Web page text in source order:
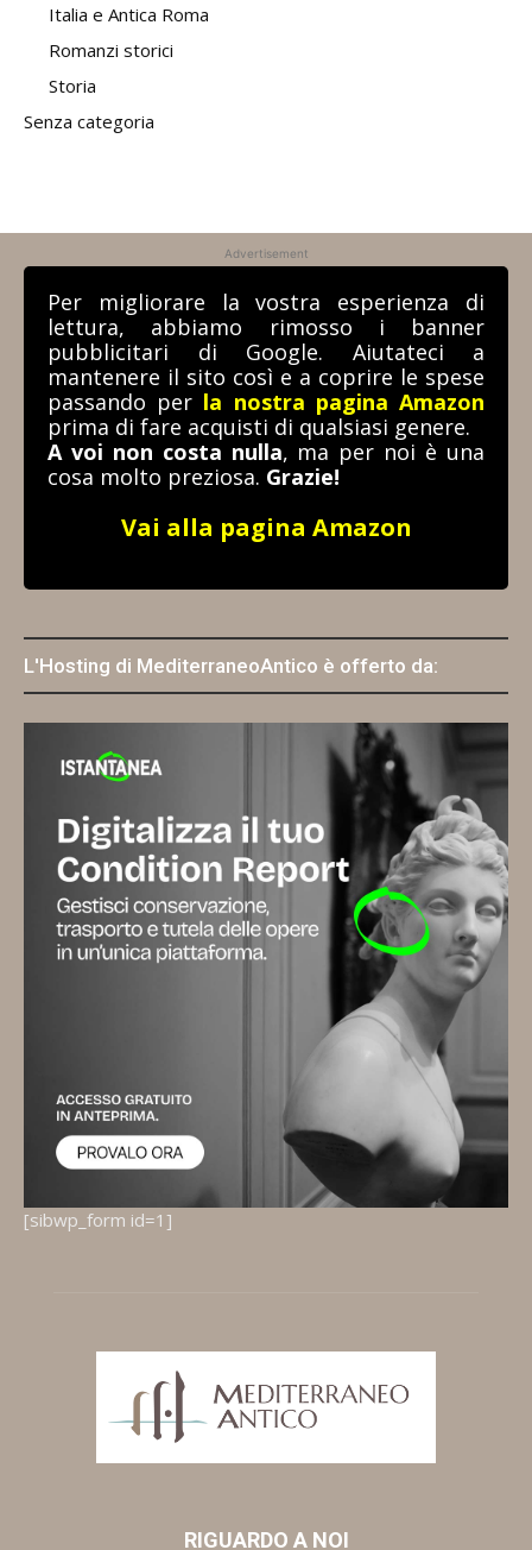
Italia e Antica Roma
Romanzi storici
Storia
Senza categoria
Advertisement
Per migliorare la vostra esperienza di
lettura, abbiamo rimosso i banner
pubblicitari di Google. Aiutateci a
mantenere il sito così e a coprire le spese
passando per la nostra pagina Amazon
prima di fare acquisti di qualsiasi genere.
A voi non costa nulla, ma per noi è una
cosa molto preziosa. Grazie!
Vai alla pagina Amazon
L'Hosting di MediterraneoAntico è offerto da:
[sibwp_form id=1]
RIGUARDO A NOI